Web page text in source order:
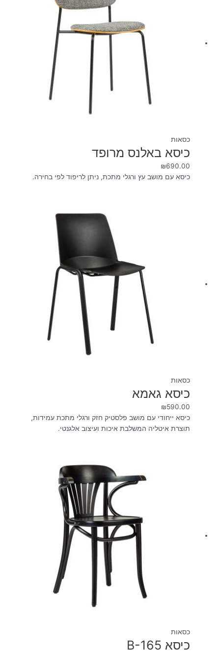
כסאות
כיסא באלנס מרופד
₪690.00
כיסא עם מושב עץ ורגלי מתכת, ניתן לריפוד לפי בחירה.
כסאות
כיסא גאמא
₪590.00
כיסא ייחודי עם מושב פלסטיק חזק ורגלי מתכת עמידות,
תוצרת איטליה המשלבת איכות ועיצוב אלגנטי.
כסאות
כיסא B-165